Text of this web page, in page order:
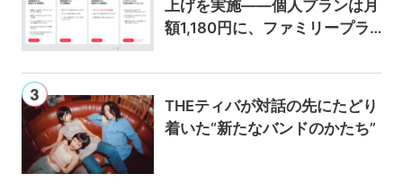
上げを実施——個人プランは月
額1,180円に、ファミリープラ
THEティバが対話の先にたどり
着いた“新たなバンドのかたち”